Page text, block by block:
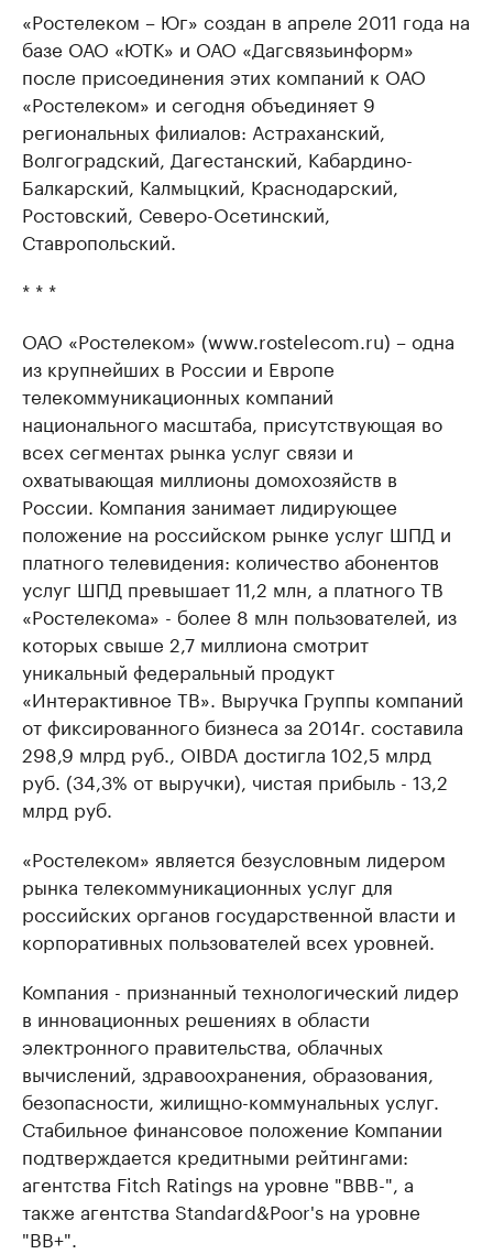
«Ростелеком – Юг» создан в апреле 2011 года на
базе ОАО «ЮТК» и ОАО «Дагсвязьинформ»
после присоединения этих компаний к ОАО
«Ростелеком» и сегодня объединяет 9
региональных филиалов: Астраханский,
Волгоградский, Дагестанский, Кабардино-
Балкарский, Калмыцкий, Краснодарский,
Ростовский, Северо-Осетинский,
Ставропольский.
* * *
ОАО «Ростелеком» (www.rostelecom.ru) – одна
из крупнейших в России и Европе
телекоммуникационных компаний
национального масштаба, присутствующая во
всех сегментах рынка услуг связи и
охватывающая миллионы домохозяйств в
России. Компания занимает лидирующее
положение на российском рынке услуг ШПД и
платного телевидения: количество абонентов
услуг ШПД превышает 11,2 млн, а платного ТВ
«Ростелекома» - более 8 млн пользователей, из
которых свыше 2,7 миллиона смотрит
уникальный федеральный продукт
«Интерактивное ТВ». Выручка Группы компаний
от фиксированного бизнеса за 2014г. составила
298,9 млрд руб., OIBDA достигла 102,5 млрд
руб. (34,3% от выручки), чистая прибыль - 13,2
млрд руб.
«Ростелеком» является безусловным лидером
рынка телекоммуникационных услуг для
российских органов государственной власти и
корпоративных пользователей всех уровней.
Компания - признанный технологический лидер
в инновационных решениях в области
электронного правительства, облачных
вычислений, здравоохранения, образования,
безопасности, жилищно-коммунальных услуг.
Стабильное финансовое положение Компании
подтверждается кредитными рейтингами:
агентства Fitch Ratings на уровне "BBB-", а
также агентства Standard&Poor's на уровне
"BB+".